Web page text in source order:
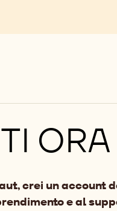
crei un account
e al